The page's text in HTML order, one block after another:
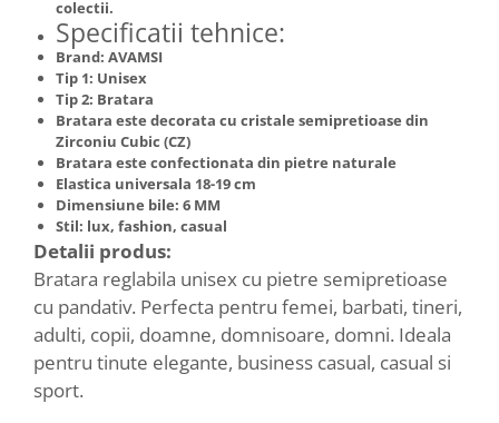
colectii.
Specificatii tehnice:
Brand: AVAMSI
Tip 1: Unisex
Tip 2: Bratara
Bratara este decorata cu cristale semipretioase din
Zirconiu Cubic (CZ)
Bratara este confectionata din pietre naturale
Elastica universala 18-19 cm
Dimensiune bile: 6 MM
Stil: lux, fashion, casual
Detalii produs:
Bratara reglabila unisex cu pietre semipretioase
cu pandativ. Perfecta pentru femei, barbati, tineri,
adulti, copii, doamne, domnisoare, domni. Ideala
pentru tinute elegante, business casual, casual si
sport.